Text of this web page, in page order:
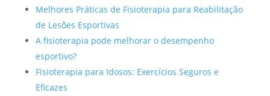
Melhores Práticas de Fisioterapia para Reabilitação
de Lesões Esportivas
A fisioterapia pode melhorar o desempenho
esportivo?
Fisioterapia para Idosos: Exercícios Seguros e
Eficazes